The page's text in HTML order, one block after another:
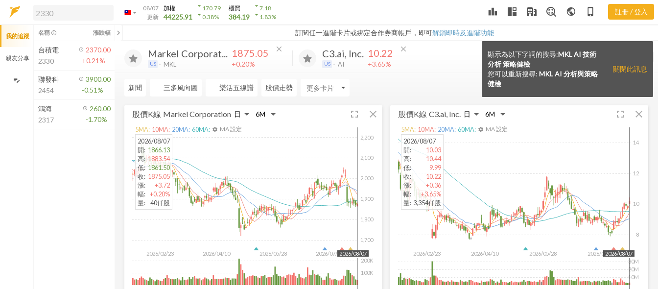
arrow_drop_down
08/07
更新
加權
44225.91
arrow_drop_down170.79
arrow_drop_down0.38%
櫃買
384.19
arrow_drop_down7.18
arrow_drop_down1.83% leaderboard public phone_iphone 註冊 / 登入
訂閱任一進階卡片或綁定合作券商帳戶，即可解鎖即時及進階功能
解鎖即時行情及進階功能
方案」，即可解鎖以下功能：
即時行情
即時市況與排行
成交金額熱力圖
前往方案訂閱
如何綁定合作券商
顯示為以下字詞的搜尋:MKL AI 技術
分析 策略健檢
您可以重新搜尋: MKL AI 分析與策略
健檢
關閉此訊息
Markel Corporat...
US MKL
1875.05
+0.20%
close C3.ai, Inc.
US AI
10.22
+3.65%
close
新聞 三多風向圖 樂活五線譜 股價走勢 arrow_drop_down
股價K線 Markel Corporation fullscreen close
2026/02/23 2026/04/10 2026/05/28 2026/07/16
1,700
1,800
1,900
2,000
2,100
2,200
2026/08/07
100K
200K
2026/08/07
開: 1866.13
高: 1883.54
低: 1861.50
收: 1875.05
漲:
+3.72
幅: +0.20%
量: 40仟股
5MA: 10MA: 20MA: 60MA: settings MA 設定
股價K線 C3.ai, Inc. fullscreen close
2026/02/23 2026/04/10 2026/05/28 2026/07/16
8
10
12
14
2026/08/07
10M
20M
30M
2026/08/07
開:
10.03
高:
10.44
低:
9.99
收:
10.22
漲:
+0.36
幅:
+3.65%
量: 3,354仟股
5MA: 10MA: 20MA: 60MA: settings MA 設定
我的追蹤
親友分享
edit_note
名稱 info_outline 漲跌幅 chevron_left
台積電
2330
2370.00
+0.21%
聯發科
2454
3900.00
-0.51%
鴻海
2317
260.00
-1.70%